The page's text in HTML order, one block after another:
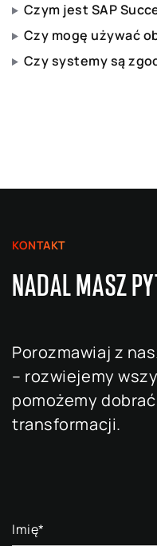
Czym jest SAP
Czy mogę używać
Czy systemy są
KONTAKT
NADAL MASZ
Porozmawiaj z
– rozwiejemy
pomożemy
transformacji.
Imię*